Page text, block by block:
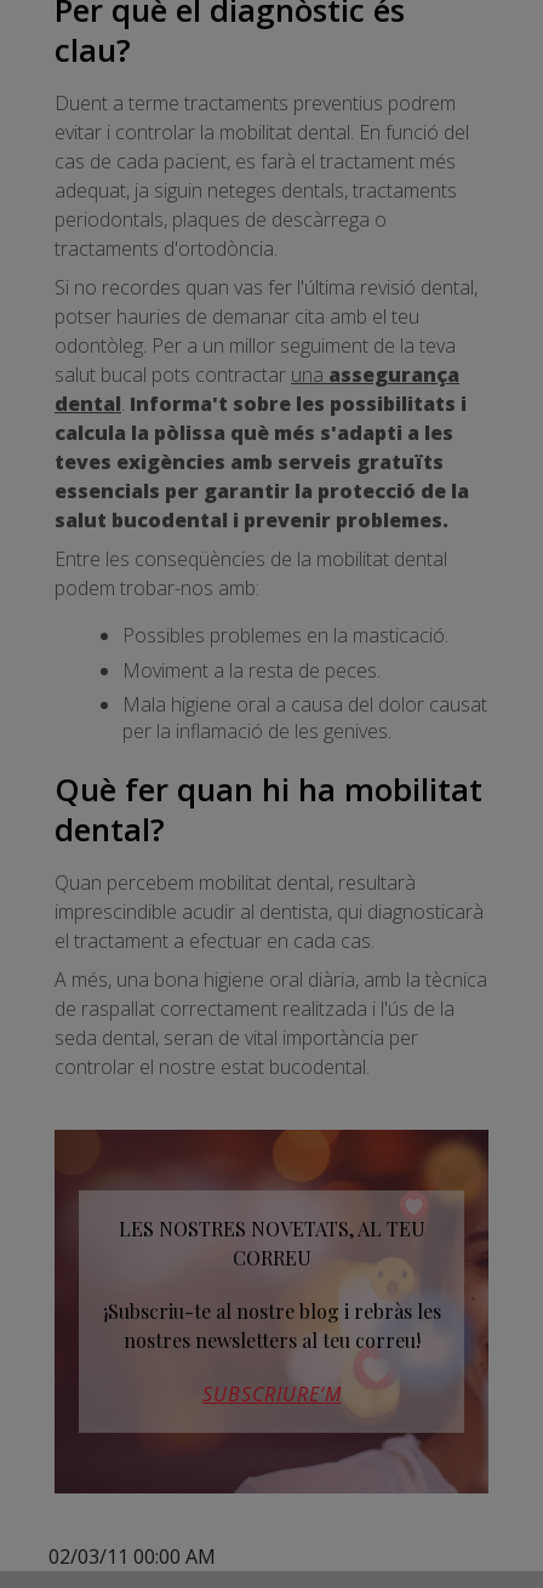
Per què el diagnòstic és
clau?
Duent a terme tractaments preventius podrem
evitar i controlar la mobilitat dental. En funció del
cas de cada pacient, es farà el tractament més
adequat, ja siguin neteges dentals, tractaments
periodontals, plaques de descàrrega o
tractaments d'ortodòncia.
Si no recordes quan vas fer l'última revisió dental,
potser hauries de demanar cita amb el teu
odontòleg. Per a un millor seguiment de la teva
salut bucal pots contractar una assegurança
dental. Informa't sobre les possibilitats i
calcula la pòlissa què més s'adapti a les
teves exigències amb serveis gratuïts
essencials per garantir la protecció de la
salut bucodental i prevenir problemes.
Entre les conseqüències de la mobilitat dental
podem trobar-nos amb:
Possibles problemes en la masticació.
Moviment a la resta de peces.
Mala higiene oral a causa del dolor causat
per la inflamació de les genives.
Què fer quan hi ha mobilitat
dental?
Quan percebem mobilitat dental, resultarà
imprescindible acudir al dentista, qui diagnosticarà
el tractament a efectuar en cada cas.
A més, una bona higiene oral diària, amb la tècnica
de raspallat correctament realitzada i l'ús de la
seda dental, seran de vital importància per
controlar el nostre estat bucodental.
LES NOSTRES NOVETATS, AL TEU
CORREU
¡Subscriu-te al nostre blog i rebràs les
nostres newsletters al teu correu!
SUBSCRIURE’M
02/03/11 00:00 AM